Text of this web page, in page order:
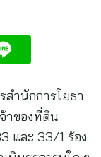
ำนักการโยธา
าของที่ดิน
และ 33/1 ร้อง